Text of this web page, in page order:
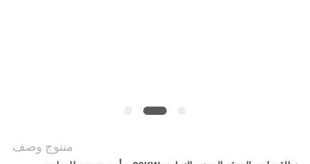
منتوج وصف